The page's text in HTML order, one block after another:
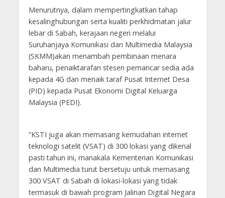
Menurutnya, dalam mempertingkatkan tahap
kesalinghubungan serta kualiti perkhidmatan jalur
lebar di Sabah, kerajaan negeri melalui
Suruhanjaya Komunikasi dan Multimedia Malaysia
(SKMM)akan menambah pembinaan menara
baharu, penaiktarafan stesen pemancar sedia ada
kepada 4G dan menaik taraf Pusat Internet Desa
(PID) kepada Pusat Ekonomi Digital Keluarga
Malaysia (PEDI).
“KSTI juga akan memasang kemudahan internet
teknologi satelit (VSAT) di 300 lokasi yang dikenal
pasti tahun ini, manakala Kementerian Komunikasi
dan Multimedia turut bersetuju untuk memasang
300 VSAT di Sabah di lokasi-lokasi yang tidak
termasuk di bawah program Jalinan Digital Negara